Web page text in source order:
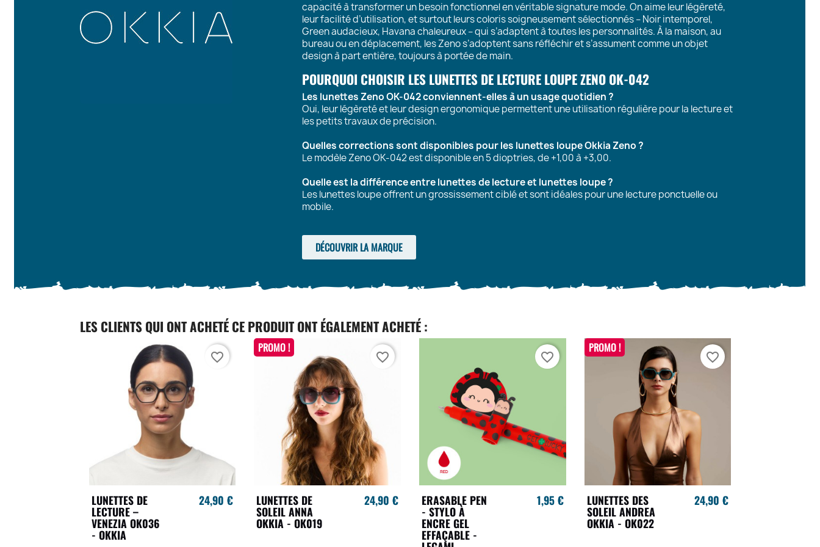
capacité à transformer un besoin fonctionnel en véritable signature mode. On aime leur légèreté,
leur facilité d’utilisation, et surtout leurs coloris soigneusement sélectionnés – Noir intemporel,
Green audacieux, Havana chaleureux – qui s’adaptent à toutes les personnalités. À la maison, au
bureau ou en déplacement, les Zeno s’adoptent sans réfléchir et s’assument comme un objet
design à part entière, toujours à portée de main.
POURQUOI CHOISIR LES LUNETTES DE LECTURE LOUPE ZENO OK-042
Les lunettes Zeno OK-042 conviennent-elles à un usage quotidien ?
Oui, leur légèreté et leur design ergonomique permettent une utilisation régulière pour la lecture et
les petits travaux de précision.
Quelles corrections sont disponibles pour les lunettes loupe Okkia Zeno ?
Le modèle Zeno OK-042 est disponible en 5 dioptries, de +1,00 à +3,00.
Quelle est la différence entre lunettes de lecture et lunettes loupe ?
Les lunettes loupe offrent un grossissement ciblé et sont idéales pour une lecture ponctuelle ou
mobile.
DÉCOUVRIR LA MARQUE
LES CLIENTS QUI ONT ACHETÉ CE PRODUIT ONT ÉGALEMENT ACHETÉ :
LUNETTES DE
LECTURE –
VENEZIA OK036
- OKKIA
24,90 €
favorite_border
LUNETTES DE
SOLEIL ANNA
OKKIA - OK019
24,90 €
PROMO !
favorite_border
ERASABLE PEN
- STYLO À
ENCRE GEL
EFFAÇABLE -
1,95 €
favorite_border
LUNETTES DES
SOLEIL ANDREA
OKKIA - OK022
24,90 €
PROMO !
favorite_border